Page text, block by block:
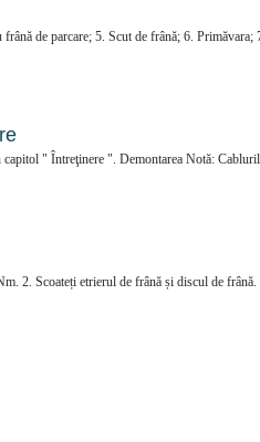
de parcare; 5. Scut de frână; 6. Primăvara;
capitol " Întreţinere ". Demontarea Notă:
2. Scoateți etrierul de frână și discul de frână.